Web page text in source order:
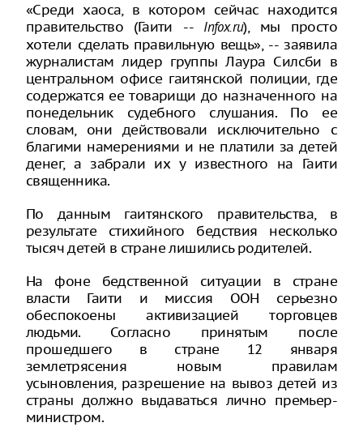
«Среди хаоса, в котором сейчас находится
правительство (Гаити -- Infox.ru), мы просто
хотели сделать правильную вещь», -- заявила
журналистам лидер группы Лаура Силсби в
центральном офисе гаитянской полиции, где
содержатся ее товарищи до назначенного на
понедельник судебного слушания. По ее
словам, они действовали исключительно с
благими намерениями и не платили за детей
денег, а забрали их у известного на Гаити
священника.
По данным гаитянского правительства, в
результате стихийного бедствия несколько
тысяч детей в стране лишились родителей.
На фоне бедственной ситуации в стране
власти Гаити и миссия ООН серьезно
обеспокоены активизацией торговцев
людьми. Согласно принятым после
прошедшего в стране 12 января
землетрясения новым правилам
усыновления, разрешение на вывоз детей из
страны должно выдаваться лично премьер-
министром.